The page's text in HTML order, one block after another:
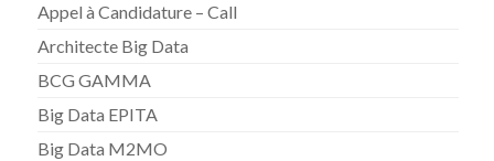
Appel à Candidature – Call
Architecte Big Data
BCG GAMMA
Big Data EPITA
Big Data M2MO